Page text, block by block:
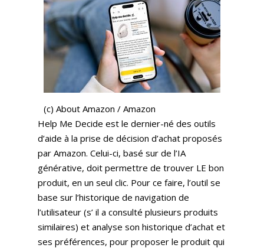
(c) About Amazon / Amazon
Help Me Decide est le dernier-né des outils
d’aide à la prise de décision d’achat proposés
par Amazon. Celui-ci, basé sur de l’IA
générative, doit permettre de trouver LE bon
produit, en un seul clic. Pour ce faire, l’outil se
base sur l’historique de navigation de
l’utilisateur (s’ il a consulté plusieurs produits
similaires) et analyse son historique d’achat et
ses préférences, pour proposer le produit qui